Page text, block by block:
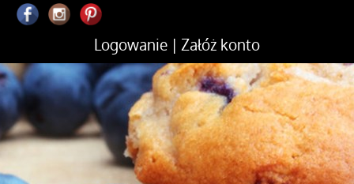
Logowanie | Załóż konto